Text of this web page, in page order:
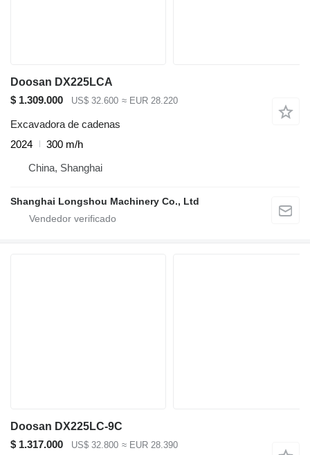
Doosan DX225LCA
$ 1.309.000
US$ 32.600 ≈ EUR 28.220
Excavadora de cadenas
2024
300 m/h
China, Shanghai
Shanghai Longshou Machinery Co., Ltd
Doosan DX225LC-9C
$ 1.317.000
US$ 32.800 ≈ EUR 28.390